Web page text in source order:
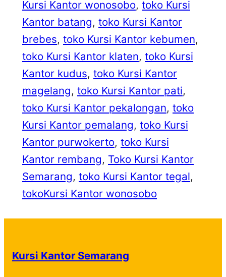
Kursi Kantor wonosobo, toko Kursi
Kantor batang, toko Kursi Kantor
brebes, toko Kursi Kantor kebumen
toko Kursi Kantor klaten, toko Kursi
Kantor kudus, toko Kursi Kantor
magelang, toko Kursi Kantor pati
toko Kursi Kantor pekalongan, toko
Kursi Kantor pemalang, toko Kursi
Kantor purwokerto, toko Kursi
Kantor rembang, Toko Kursi Kantor
Semarang, toko Kursi Kantor tegal
tokoKursi Kantor wonosobo
Kursi Kantor Semarang